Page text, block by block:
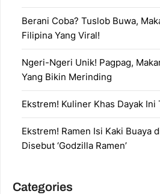
Berani Coba? Tuslob Buwa,
Filipina Yang Viral!
Ngeri-Ngeri Unik! Pagpag,
Yang Bikin Merinding
Ekstrem! Kuliner Khas Dayak
Ekstrem! Ramen Isi Kaki Buaya
Disebut ‘Godzilla Ramen’
Categories